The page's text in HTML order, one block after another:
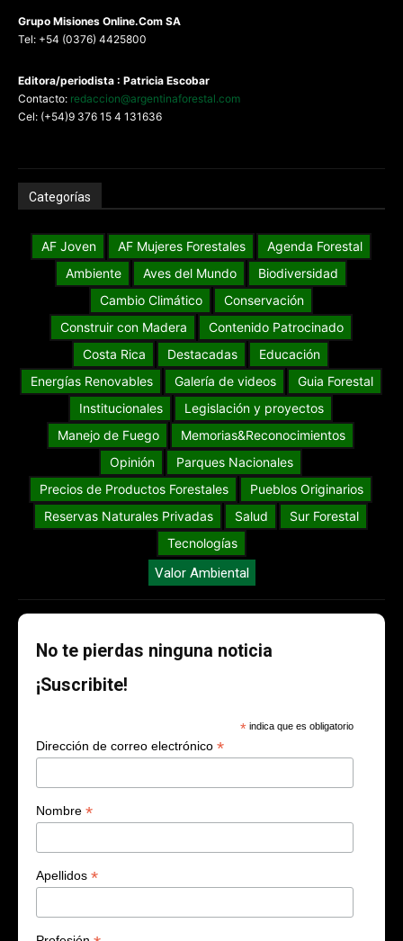
Grupo Misiones Online.Com SA
Tel: +54 (0376) 4425800
Editora/periodista : Patricia Escobar
Contacto: redaccion@argentinaforestal.com
Cel: (+54)9 376 15 4 131636
Categorías
AF Joven AF Mujeres Forestales
Agenda Forestal
Ambiente
Aves del Mundo
Biodiversidad
Cambio Climático
Conservación
Construir con Madera
Contenido Patrocinado
Costa Rica
Destacadas
Educación
Energías Renovables
Galería de videos
Guia Forestal
Institucionales
Legislación y proyectos
Manejo de Fuego
Memorias&Reconocimientos
Opinión
Parques Nacionales
Precios de Productos Forestales
Pueblos Originarios
Reservas Naturales Privadas
Salud
Sur Forestal
Tecnologías
Valor Ambiental
No te pierdas ninguna noticia
¡Suscribite!
* indica que es obligatorio
Dirección de correo electrónico *
Nombre *
Apellidos *